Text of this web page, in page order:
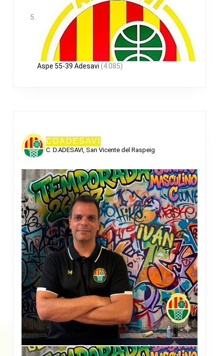
Aspe 55-39 Adesavi (4.085)
CDADESAVI
C. D.ADESAVI, San Vicente del Raspeig